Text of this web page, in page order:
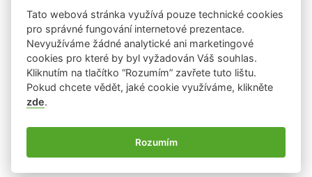
e-mail: alena.paldusova@albert.cz
tel.: +420 720 936 177
e-mail: laura.sobrova@albert.cz
tel: +420 725 824 978
Ochrana osobních údajů
Tato webová stránka využívá pouze technické cookies
pro správné fungování internetové prezentace.
Nevyužíváme žádné analytické ani marketingové
cookies pro které by byl vyžadován Váš souhlas.
Kliknutím na tlačítko “Rozumím” zavřete tuto lištu.
Pokud chcete vědět, jaké cookie využíváme, klikněte
zde.
Rozumím